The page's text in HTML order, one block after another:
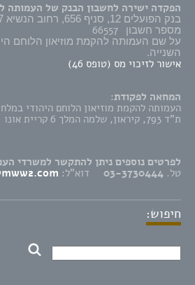
הפקדה ישירה לחשבון הבנק של העמותה
בנק הפועלים 12, סניף 656, רחוב הנשיא 57 קרית אונו,
מספר חשבון 66557
על שם העמותה להקמת מוזיאון הלוחם
השנייה.
אישור לזיכוי מס (טופס 46)
המחאה לפקודת:
העמותה להקמת מוזיאון הלוחם היהודי
ת"ד 793, קיראון, שלמה המלך 6 קריית אונו 5542106
לפרטים נוספים ניתן להתקשר למשרדי
טל. 03-3730444 דוא"ל:
חיפוש: